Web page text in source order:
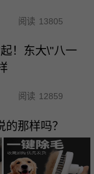
阅读 13805
！东大\"八一
阅读 12859
那样吗？